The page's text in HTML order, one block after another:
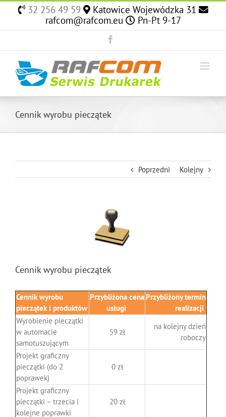
Skip
32 256 49 59
Katowice Wojewódzka 31
rafcom@rafcom.eu
Pn-Pt 9-17
Cennik wyrobu pieczątek
Poprzedni Kolejny
Cennik wyrobu pieczątek
Cennik wyrobu
pieczątek i produktów
Przybliżona cena
usługi
Przybliżony termin
realizacji
Wyrobienie pieczątki
w automacie
samotuszującym
59 zł
na kolejny dzień
roboczy
Projekt graficzny
pieczątki (do 2
poprawek)
0 zł
Projekt graficzny
pieczątki – trzecia i
kolejne poprawki
20 zł